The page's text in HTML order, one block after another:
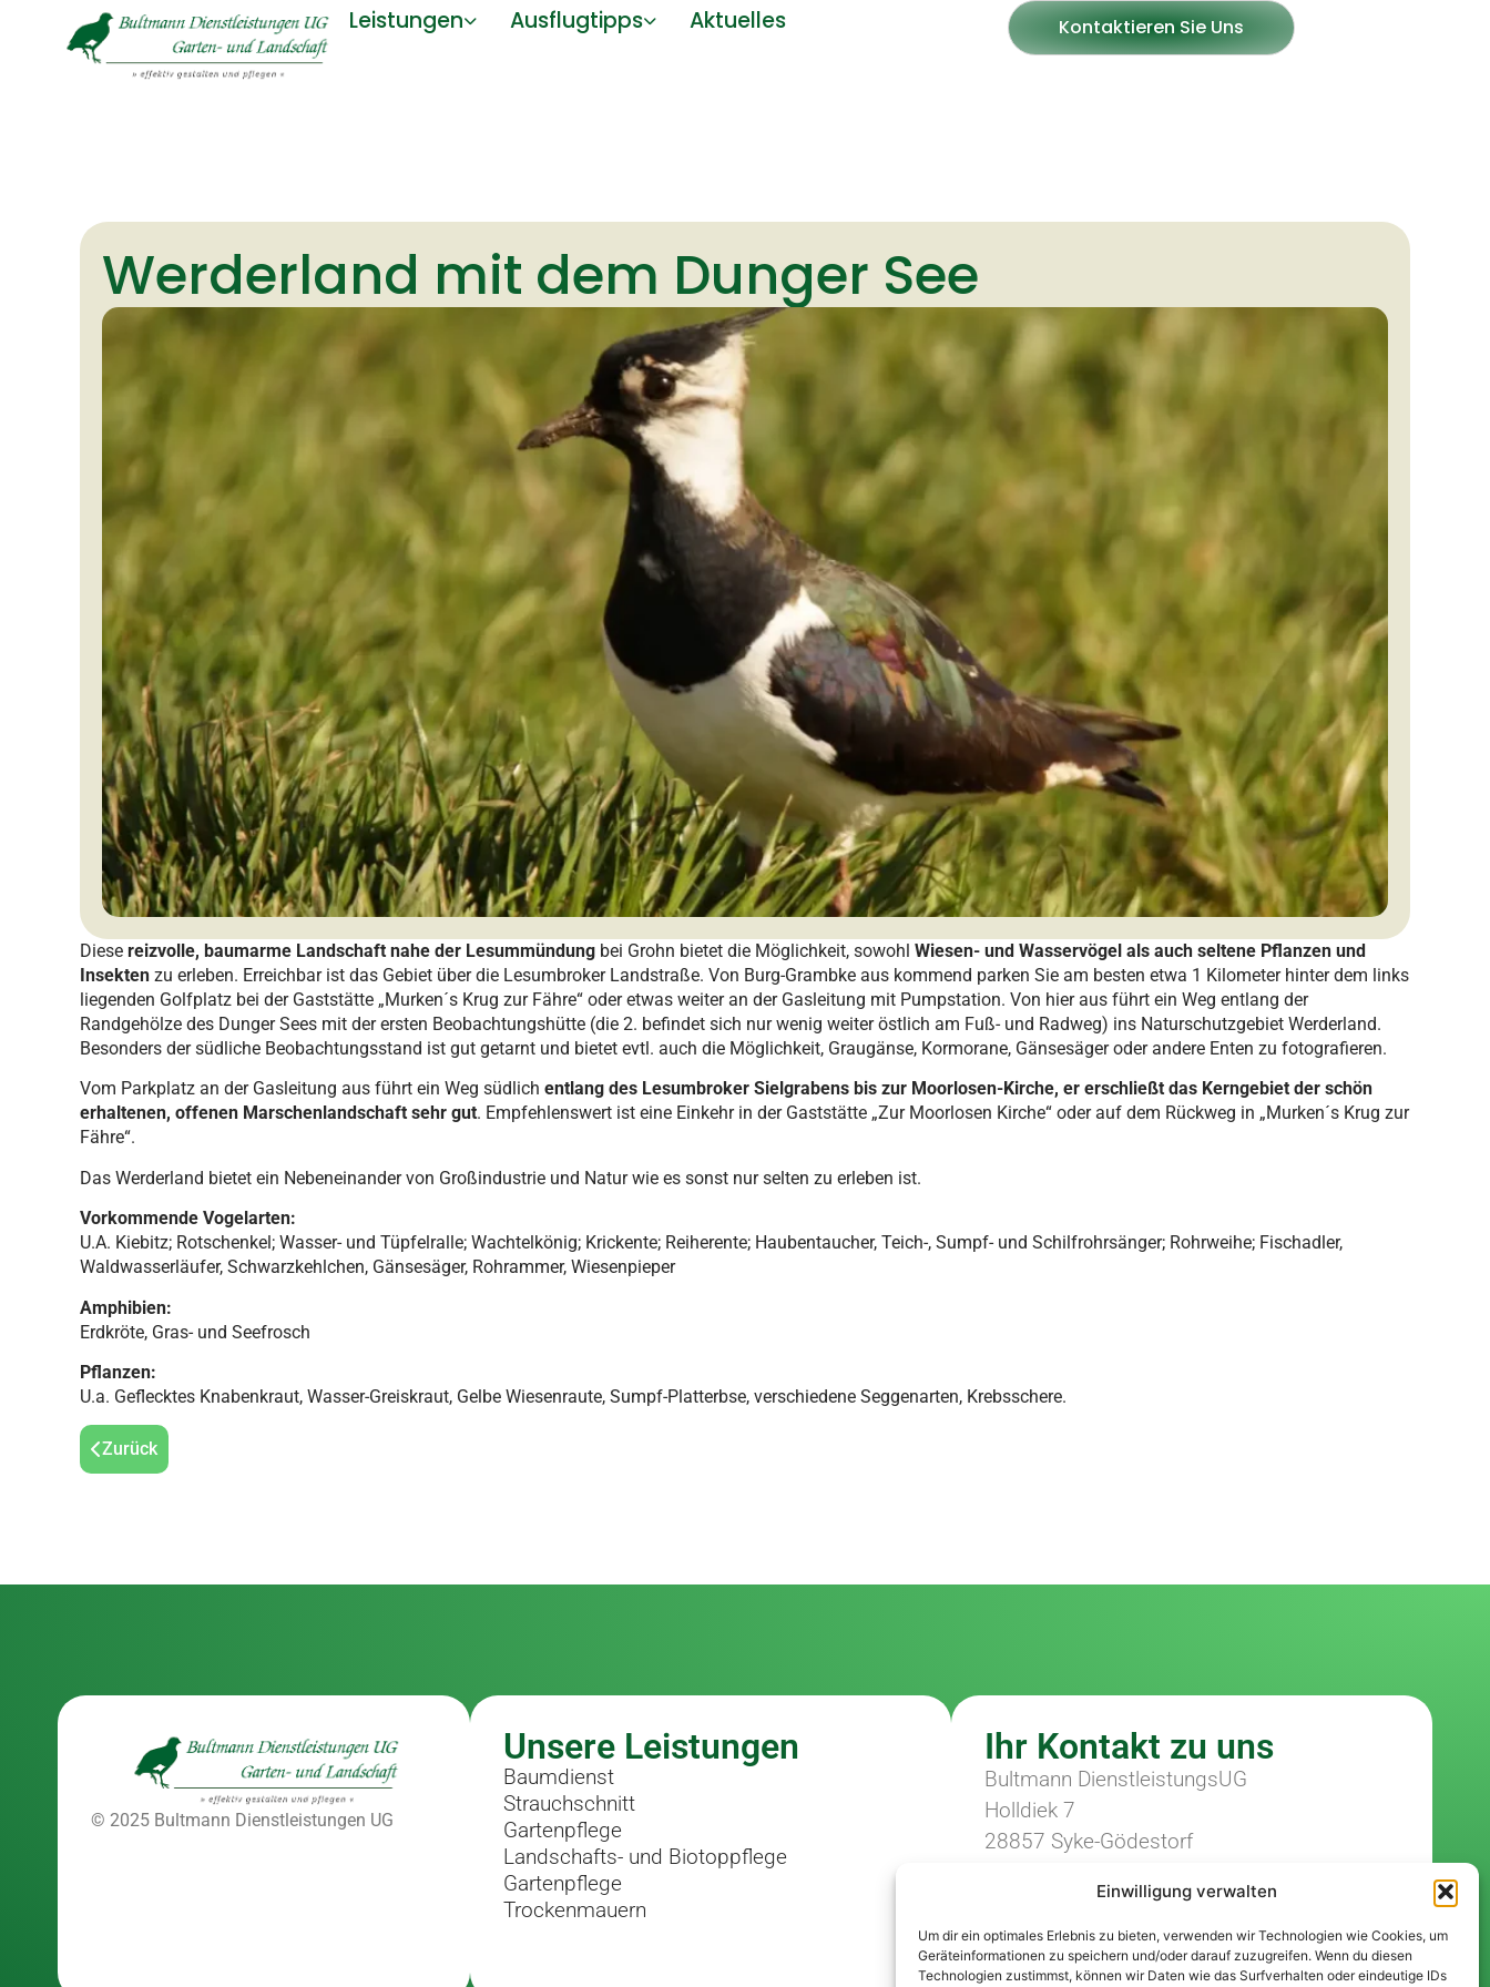
Einwilligung verwalten
Um dir ein optimales Erlebnis zu bieten, verwenden wir Technologien wie Cookies, um
Geräteinformationen zu speichern und/oder darauf zuzugreifen. Wenn du diesen
Technologien zustimmst, können wir Daten wie das Surfverhalten oder eindeutige IDs
Leistungen Ausflugtipps Aktuelles Kontaktieren Sie Uns
Werderland mit dem Dunger See
Diese reizvolle, baumarme Landschaft nahe der Lesummündung bei Grohn bietet die Möglichkeit, sowohl Wiesen- und Wasservögel als auch seltene Pflanzen und
Insekten zu erleben. Erreichbar ist das Gebiet über die Lesumbroker Landstraße. Von Burg-Grambke aus kommend parken Sie am besten etwa 1 Kilometer hinter dem links
liegenden Golfplatz bei der Gaststätte „Murken´s Krug zur Fähre“ oder etwas weiter an der Gasleitung mit Pumpstation. Von hier aus führt ein Weg entlang der
Randgehölze des Dunger Sees mit der ersten Beobachtungshütte (die 2. befindet sich nur wenig weiter östlich am Fuß- und Radweg) ins Naturschutzgebiet Werderland.
Besonders der südliche Beobachtungsstand ist gut getarnt und bietet evtl. auch die Möglichkeit, Graugänse, Kormorane, Gänsesäger oder andere Enten zu fotografieren.
Vom Parkplatz an der Gasleitung aus führt ein Weg südlich entlang des Lesumbroker Sielgrabens bis zur Moorlosen-Kirche, er erschließt das Kerngebiet der schön
erhaltenen, offenen Marschenlandschaft sehr gut. Empfehlenswert ist eine Einkehr in der Gaststätte „Zur Moorlosen Kirche“ oder auf dem Rückweg in „Murken´s Krug zur
Fähre“.
Das Werderland bietet ein Nebeneinander von Großindustrie und Natur wie es sonst nur selten zu erleben ist.
Vorkommende Vogelarten:
U.A. Kiebitz; Rotschenkel; Wasser- und Tüpfelralle; Wachtelkönig; Krickente; Reiherente; Haubentaucher, Teich-, Sumpf- und Schilfrohrsänger; Rohrweihe; Fischadler,
Waldwasserläufer, Schwarzkehlchen, Gänsesäger, Rohrammer, Wiesenpieper
Amphibien:
Erdkröte, Gras- und Seefrosch
Pflanzen:
U.a. Geflecktes Knabenkraut, Wasser-Greiskraut, Gelbe Wiesenraute, Sumpf-Platterbse, verschiedene Seggenarten, Krebsschere.
Zurück
© 2025 Bultmann Dienstleistungen UG
Unsere Leistungen
Baumdienst
Strauchschnitt
Gartenpflege
Landschafts- und Biotoppflege
Gartenpflege
Trockenmauern
Ihr Kontakt zu uns
Bultmann DienstleistungsUG
Holldiek 7
28857 Syke-Gödestorf
Mobil 0174-9249575
E-Mail:info@landschaftsservice-syke.de